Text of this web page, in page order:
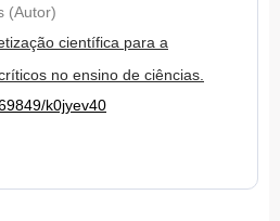
(Autor)
científica para a
no ensino de ciências.
k0jyev40